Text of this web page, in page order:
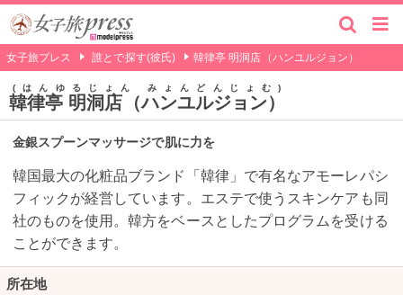
女子旅プレス 誰とで探す(彼氏) 韓律亭 明洞店（ハンユルジョン）
韓律亭 明洞店（ハンユルジョン）
はんゆるじょん みょんどんじょむ
金銀スプーンマッサージで肌に力を
韓国最大の化粧品ブランド「韓律」で有名なアモーレパシ
フィックが経営しています。エステで使うスキンケアも同
社のものを使用。韓方をベースとしたプログラムを受ける
ことができます。
所在地